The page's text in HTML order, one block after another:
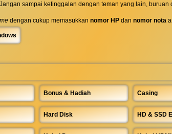
sampai ketinggalan dengan teman yang lain, buruan
dengan cukup memasukkan nomor HP dan nomor nota
Bonus & Hadiah Casing
Hard Disk HD & SSD